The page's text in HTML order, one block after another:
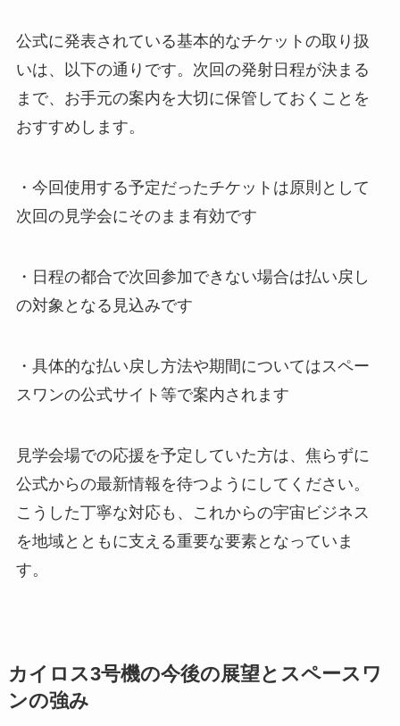
公式に発表されている基本的なチケットの取り扱
いは、以下の通りです。次回の発射日程が決まる
まで、お手元の案内を大切に保管しておくことを
おすすめします。
・今回使用する予定だったチケットは原則として
次回の見学会にそのまま有効です
・日程の都合で次回参加できない場合は払い戻し
の対象となる見込みです
・具体的な払い戻し方法や期間についてはスペー
スワンの公式サイト等で案内されます
見学会場での応援を予定していた方は、焦らずに
公式からの最新情報を待つようにしてください。
こうした丁寧な対応も、これからの宇宙ビジネス
を地域とともに支える重要な要素となっていま
す。
カイロス3号機の今後の展望とスペースワ
ンの強み